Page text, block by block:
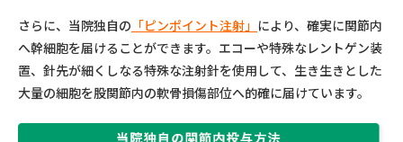
さらに、当院独自の 「ピンポイント注射」 により、確実に関節内
へ幹細胞を届けることができます。エコーや特殊なレントゲン装
置、針先が細くしなる特殊な注射針を使用して、生き生きとした
大量の細胞を股関節内の軟骨損傷部位へ的確に届けています。